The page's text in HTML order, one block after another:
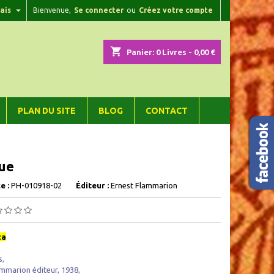
Bienvenue, Se connecter ou Créez votre compte

shopping_cart Panier: 0Livres - 0,00 €
PLAN DU SITE BLOG CONTACT
: PH-010918-02 Éditeur : Ernest Flammarion
éditeur, 1938,